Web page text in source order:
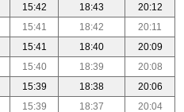
15:42 18:43
20:12
15:41 18:42
20:11
15:41 18:40
20:09
15:40 18:39
20:08
15:39 18:38
20:06
15:39 18:37
20:04